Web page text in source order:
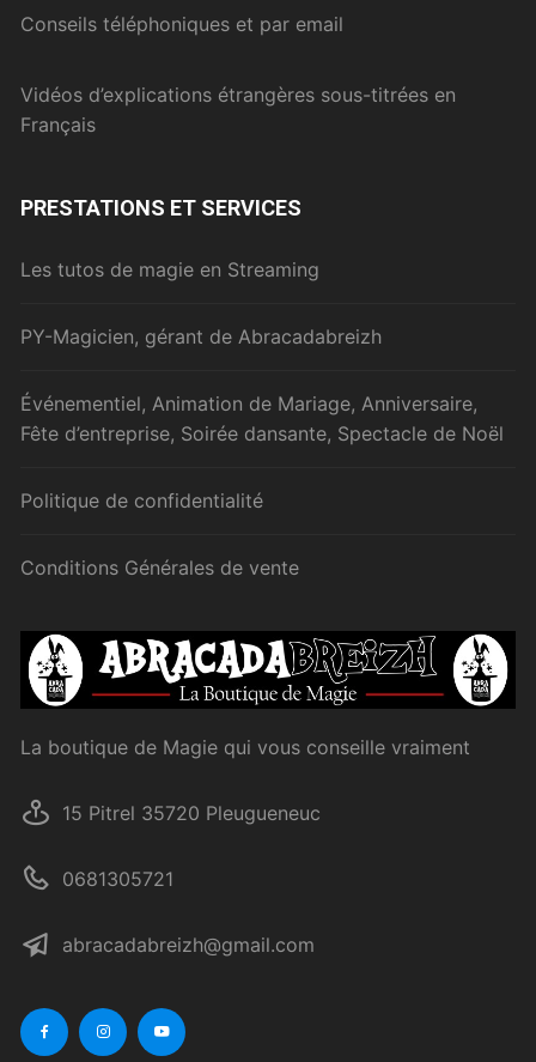
Conseils téléphoniques et par email
Vidéos d’explications étrangères sous-titrées en
Français
PRESTATIONS ET SERVICES
Les tutos de magie en Streaming
PY-Magicien, gérant de Abracadabreizh
Événementiel, Animation de Mariage, Anniversaire,
Fête d’entreprise, Soirée dansante, Spectacle de Noël
Politique de confidentialité
Conditions Générales de vente
La boutique de Magie qui vous conseille vraiment
15 Pitrel 35720 Pleugueneuc
0681305721
abracadabreizh@gmail.com